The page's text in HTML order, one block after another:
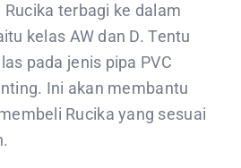
Rucika terbagi ke dalam
kelas AW dan D. Tentu
pada jenis pipa PVC
Ini akan membantu
Rucika yang sesuai